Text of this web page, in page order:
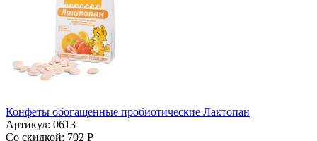
Конфеты обогащенные пробиотические Лактопан
Артикул: 0613
Со скидкой: 702 Р